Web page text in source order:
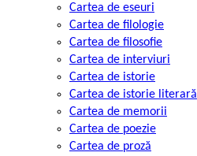
Cartea de eseuri
Cartea de filologie
Cartea de filosofie
Cartea de interviuri
Cartea de istorie
Cartea de istorie literară
Cartea de memorii
Cartea de poezie
Cartea de proză